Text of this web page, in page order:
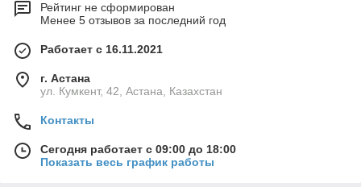
Рейтинг не сформирован
Менее 5 отзывов за последний год
Работает с 16.11.2021
г. Астана
ул. Кумкент, 42, Астана, Казахстан
Контакты
Сегодня работает с 09:00 до 18:00
Показать весь график работы